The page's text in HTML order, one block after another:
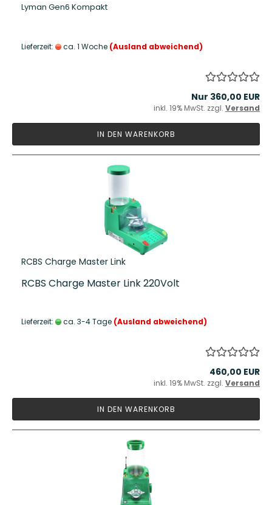
Lyman Gen6 Kompakt
Lieferzeit: ca. 1 Woche (Ausland abweichend)
Nur 360,00 EUR
inkl. 19% MwSt. zzgl. Versand
IN DEN WARENKORB
RCBS Charge Master Link
RCBS Charge Master Link 220Volt
Lieferzeit: ca. 3-4 Tage (Ausland abweichend)
460,00 EUR
inkl. 19% MwSt. zzgl. Versand
IN DEN WARENKORB